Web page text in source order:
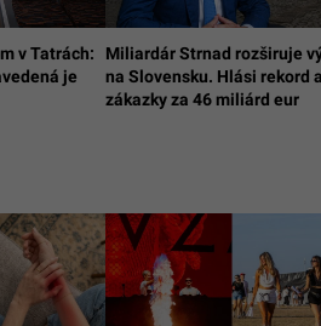
v Tatrách:
je
Miliardár Strnad rozširuje
na Slovensku. Hlási rekord a
zákazky za 46 miliárd eur